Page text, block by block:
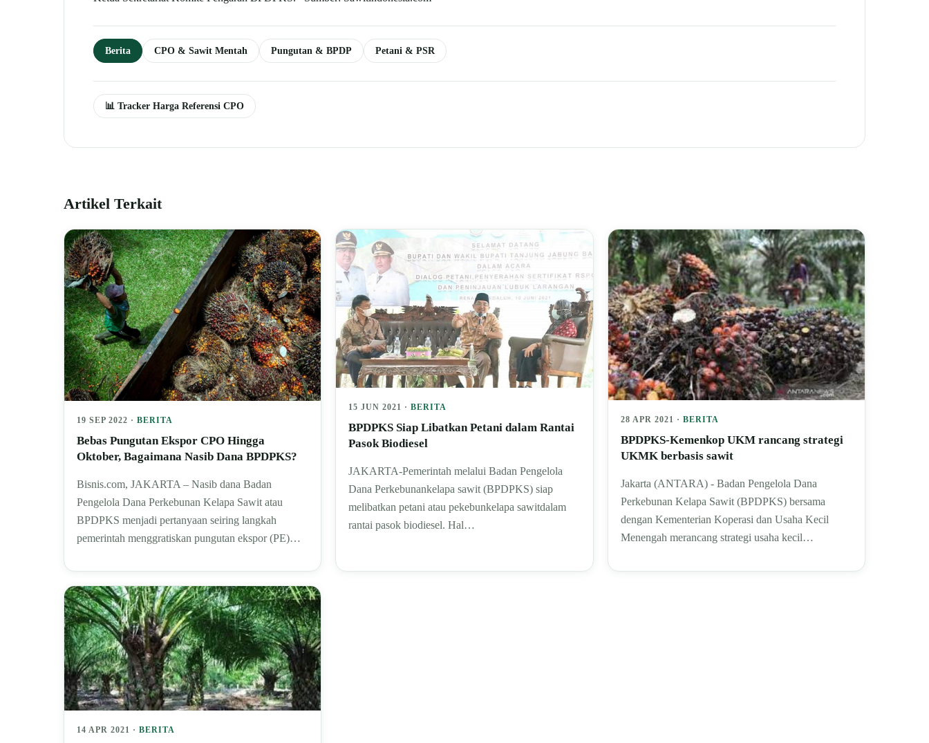
Berita CPO & Sawit Mentah Pungutan & BPDP Petani & PSR
📊 Tracker Harga Referensi CPO
Artikel Terkait
19 SEP 2022 · BERITA
Bebas Pungutan Ekspor CPO Hingga
Oktober, Bagaimana Nasib Dana BPDPKS?
Bisnis.com, JAKARTA – Nasib dana Badan
Pengelola Dana Perkebunan Kelapa Sawit atau
BPDPKS menjadi pertanyaan seiring langkah
pemerintah menggratiskan pungutan ekspor (PE)…
15 JUN 2021 ·BERITA
BPDPKS Siap Libatkan Petani dalam Rantai
Pasok Biodiesel
JAKARTA-Pemerintah melalui Badan Pengelola
Dana Perkebunankelapa sawit (BPDPKS) siap
melibatkan petani atau pekebunkelapa sawitdalam
rantai pasok biodiesel. Hal…
28 APR 2021 · BERITA
BPDPKS-Kemenkop UKM rancang strategi
UKMK berbasis sawit
Jakarta (ANTARA) - Badan Pengelola Dana
Perkebunan Kelapa Sawit (BPDPKS) bersama
dengan Kementerian Koperasi dan Usaha Kecil
Menengah merancang strategi usaha kecil…
14 APR 2021 · BERITA